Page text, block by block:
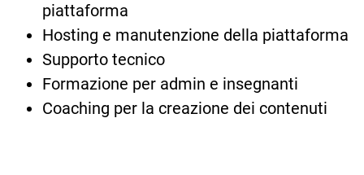
piattaforma
Hosting e manutenzione della piattaforma
Supporto tecnico
Formazione per admin e insegnanti
Coaching per la creazione dei contenuti